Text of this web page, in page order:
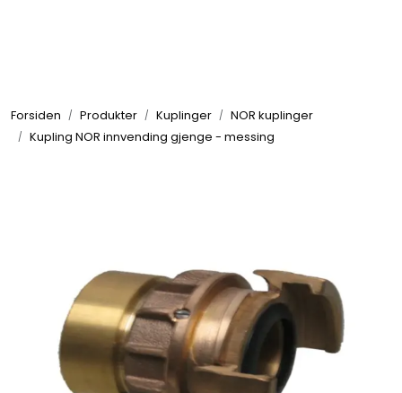
Forsiden Produkter Kuplinger
NOR kuplinger
Kupling NOR innvending gjenge - messing
Produkter
Kvalitet og miljø